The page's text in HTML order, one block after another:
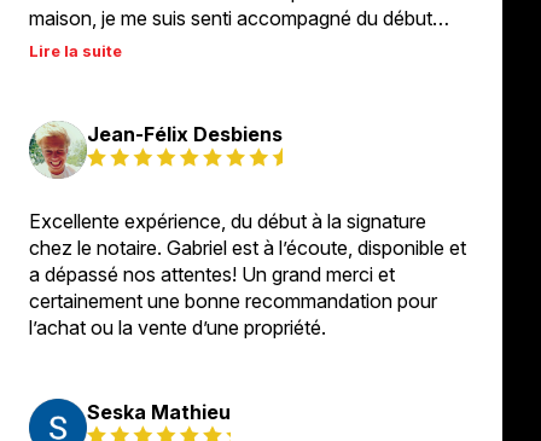
maison, je me suis senti accompagné du début…
Lire la suite
Jean-Félix Desbiens
Excellente expérience, du début à la signature
chez le notaire. Gabriel est à l’écoute, disponible et
a dépassé nos attentes! Un grand merci et
certainement une bonne recommandation pour
l’achat ou la vente d’une propriété.
Seska Mathieu